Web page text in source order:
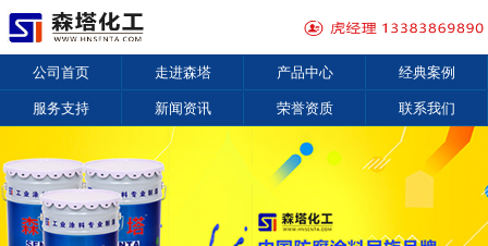
公司首页 走进森塔 产品中心 经典案例
服务支持 新闻资讯 荣誉资质 联系我们